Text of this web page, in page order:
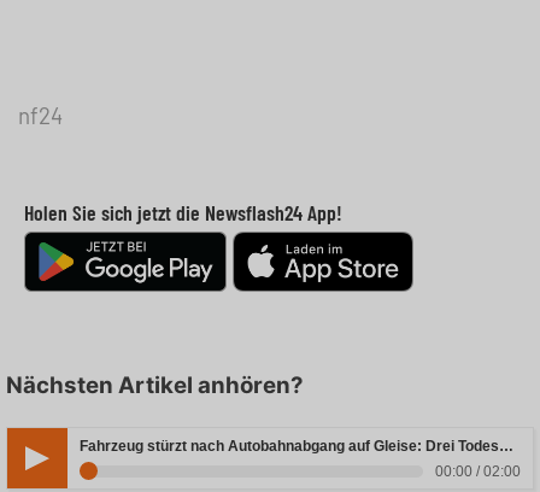
nf24
Holen Sie sich jetzt die Newsflash24 App!
Nächsten Artikel anhören?
Fahrzeug stürzt nach Autobahnabgang auf Gleise: Drei Todesopfer in Bayern
00:00 / 02:00